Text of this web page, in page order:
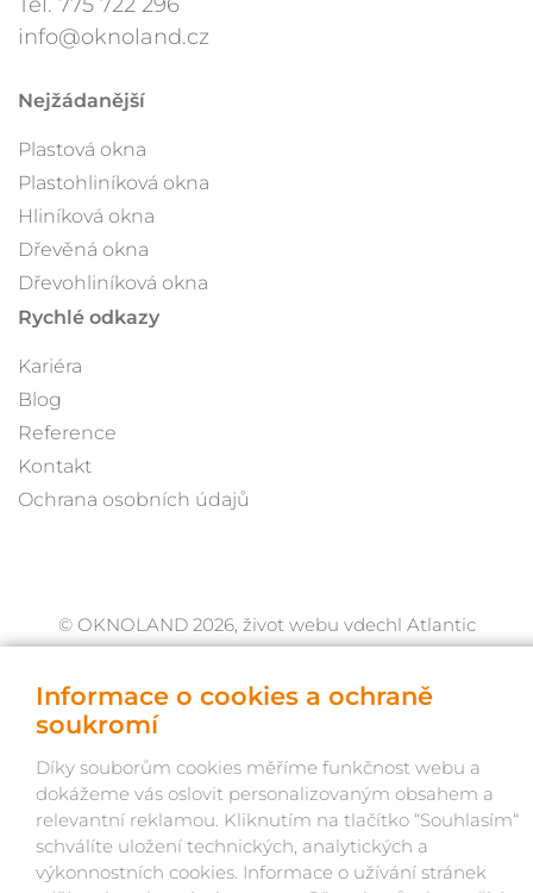
Tel. 775 722 296
info@oknoland.cz
Nejžádanější
Plastová okna
Plastohliníková okna
Hliníková okna
Dřevěná okna
Dřevohliníková okna
Rychlé odkazy
Kariéra
Blog
Reference
Kontakt
Ochrana osobních údajů
© OKNOLAND 2026, život webu vdechl Atlantic
Informace o cookies a ochraně
soukromí
Díky souborům cookies měříme funkčnost webu a
dokážeme vás oslovit personalizovaným obsahem a
relevantní reklamou. Kliknutím na tlačítko “Souhlasím“
schválíte uložení technických, analytických a
výkonnostních cookies. Informace o užívání stránek